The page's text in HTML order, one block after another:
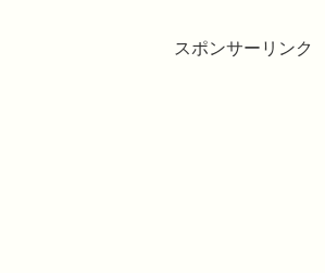
スポンサーリンク